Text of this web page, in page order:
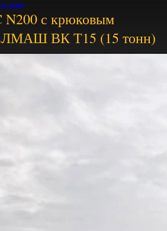
окно
N200 с крюковым
ВК Т15 (15 тонн)